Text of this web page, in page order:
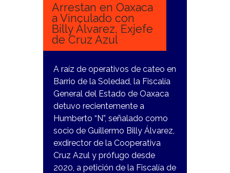
Arrestan en Oaxaca
a Vinculado con
Billy Álvarez, Exjefe
de Cruz Azul
A raíz de operativos de cateo en
Barrio de la Soledad, la Fiscalía
General del Estado de Oaxaca
detuvo recientemente a
Humberto “N”, señalado como
socio de Guillermo Billy Álvarez,
exdirector de la Cooperativa
Cruz Azul y prófugo desde
2020, a petición de la Fiscalía de